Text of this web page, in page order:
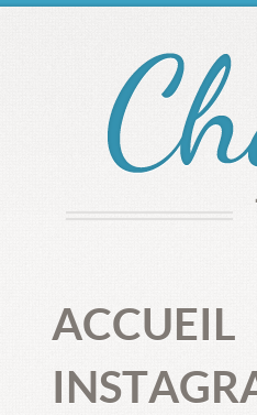
ACCUEIL